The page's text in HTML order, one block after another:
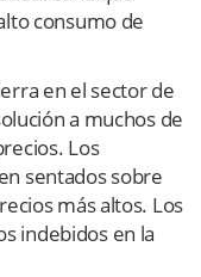
consumo de
en el sector de
a muchos de
Los
sentados sobre
más altos. Los
indebidos en la